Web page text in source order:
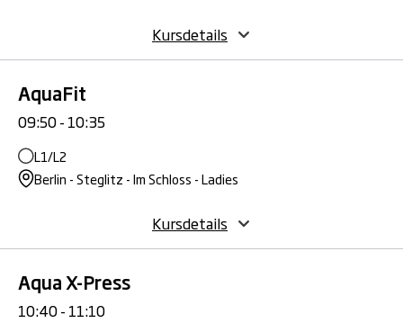
Kursdetails
AquaFit
09:50 - 10:35
L1/L2
Berlin - Steglitz - Im Schloss - Ladies
Kursdetails
Aqua X-Press
10:40 - 11:10